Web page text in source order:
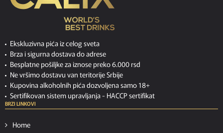
Ekskluzivna pića iz celog sveta
Brza i sigurna dostava do adrese
Besplatne pošiljke za iznose preko 6.000 rsd
Ne vršimo dostavu van teritorije Srbije
Kupovina alkoholnih pića dozvoljena samo 18+
Sertifikovan sistem upravljanja - HACCP sertifikat
BRZI LINKOVI
Home